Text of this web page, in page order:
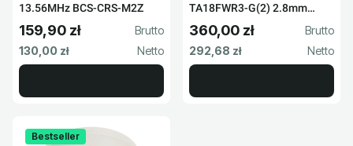
13.56MHz BCS-CRS-M2Z
Cena brutto
159,90 zł
Cena netto
130,00 zł
TA18FWR3-G(2) 2.8mm
grafitowa
Cena brutto
360,00 zł
Cena netto
292,68 zł
Bestseller